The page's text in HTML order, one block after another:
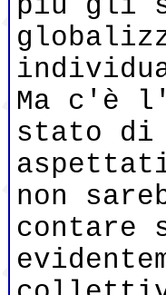
Ma c'è
stato di
non
contare